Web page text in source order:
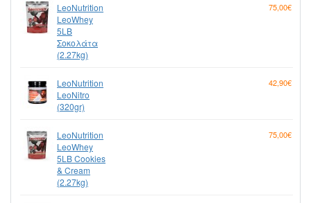
LeoNutrition
LeoWhey
5LB
Σοκολάτα
(2.27kg)
75,00€
LeoNutrition
LeoNitro
(320gr)
42,90€
LeoNutrition
LeoWhey
5LB Cookies
& Cream
(2.27kg)
75,00€